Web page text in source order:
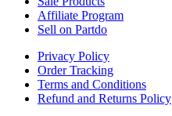
Affiliate Program
Sell on Partdo
Privacy Policy
Order Tracking
Terms and Conditions
Refund and Returns Policy